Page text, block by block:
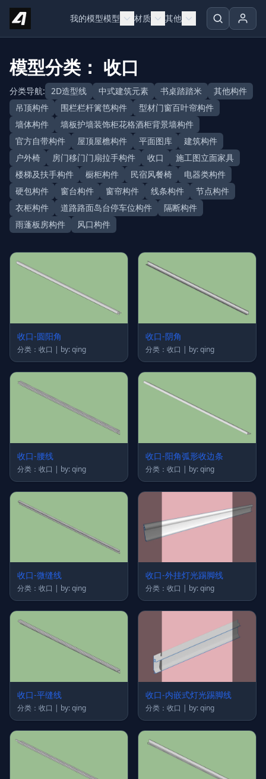
Skip to content
我的模型模型 材质 其他
模型分类： 收口
分类导航: 2D造型线 中式建筑元素 书桌踏踏米
其他构件
吊顶构件
围栏栏杆篱笆构件
型材门窗百叶帘构件
墙体构件
墙板护墙装饰柜花格酒柜背景墙构件
官方自带构件
屋顶屋檐构件 平面图库
建筑构件
户外椅
房门移门门扇拉手构件 收口
施工图立面家具
楼梯及扶手构件
橱柜构件 民宿风餐椅
电器类构件
硬包构件
窗台构件 窗帘构件 线条构件
节点构件
衣柜构件
道路路面岛台停车位构件
隔断构件
雨蓬板房构件
风口构件
收口-圆阳角
分类：收口 | by: qing
收口-阴角
分类：收口 | by: qing
收口-腰线
分类：收口 | by: qing
收口-阳角弧形收边条
分类：收口 | by: qing
收口-微缝线
分类：收口 | by: qing
收口-外挂灯光踢脚线
分类：收口 | by: qing
收口-平缝线
分类：收口 | by: qing
收口-内嵌式灯光踢脚线
分类：收口 | by: qing